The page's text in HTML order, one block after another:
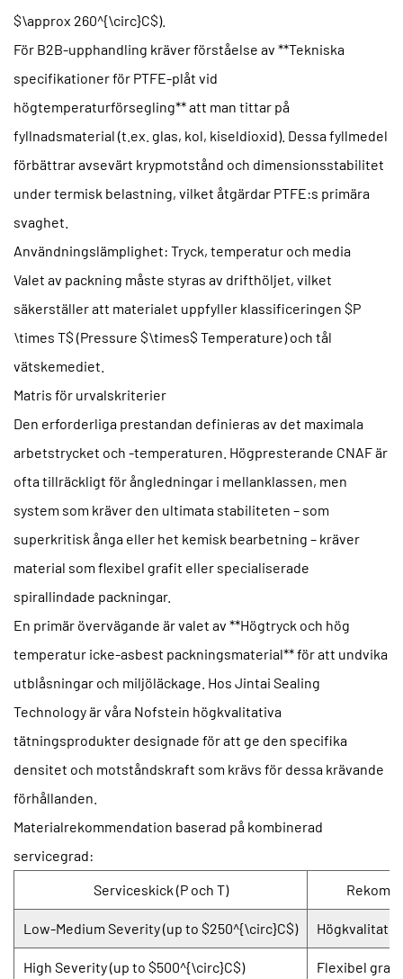
$\approx 260^{\circ}C$).
För B2B-upphandling kräver förståelse av **Tekniska
specifikationer för PTFE-plåt vid
högtemperaturförsegling** att man tittar på
fyllnadsmaterial (t.ex. glas, kol, kiseldioxid). Dessa fyllmedel
förbättrar avsevärt krypmotstånd och dimensionsstabilitet
under termisk belastning, vilket åtgärdar PTFE:s primära
svaghet.
Användningslämplighet: Tryck, temperatur och media
Valet av packning måste styras av drifthöljet, vilket
säkerställer att materialet uppfyller klassificeringen $P
\times T$ (Pressure $\times$ Temperature) och tål
vätskemediet.
Matris för urvalskriterier
Den erforderliga prestandan definieras av det maximala
arbetstrycket och -temperaturen. Högpresterande CNAF är
ofta tillräckligt för ångledningar i mellanklassen, men
system som kräver den ultimata stabiliteten – som
superkritisk ånga eller het kemisk bearbetning – kräver
material som flexibel grafit eller specialiserade
spirallindade packningar.
En primär övervägande är valet av **Högtryck och hög
temperatur icke-asbest packningsmaterial** för att undvika
utblåsningar och miljöläckage. Hos Jintai Sealing
Technology är våra Nofstein högkvalitativa
tätningsprodukter designade för att ge den specifika
densitet och motståndskraft som krävs för dessa krävande
förhållanden.
Materialrekommendation baserad på kombinerad
servicegrad:
Serviceskick (P och T)
Low-Medium Severity (up to $250^{\circ}C$) Högkvalitativ
High Severity (up to $500^{\circ}C$) Flexibel